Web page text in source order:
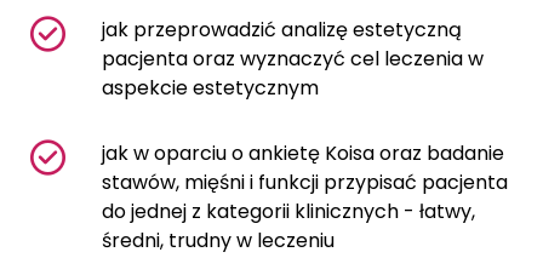
jak przeprowadzić analizę estetyczną
pacjenta oraz wyznaczyć cel leczenia w
aspekcie estetycznym
jak w oparciu o ankietę Koisa oraz badanie
stawów, mięśni i funkcji przypisać pacjenta
do jednej z kategorii klinicznych - łatwy,
średni, trudny w leczeniu